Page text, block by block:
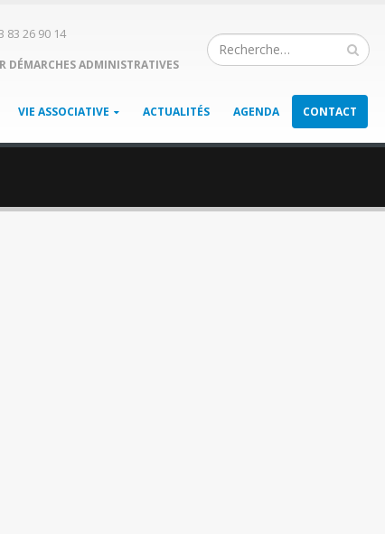
83 26 90 14
DÉMARCHES ADMINISTRATIVES
VIE ASSOCIATIVE ACTUALITÉS AGENDA CONTACT